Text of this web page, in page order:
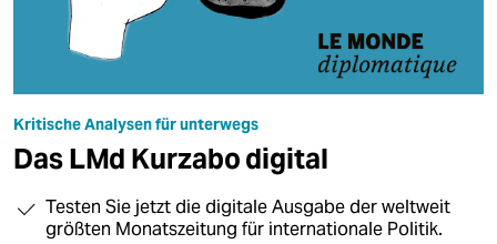
kultur
berlin
nord
wahrheit
Kritische Analysen für unterwegs
Das LMd Kurzabo digital
Testen Sie jetzt die digitale Ausgabe der weltweit
größten Monatszeitung für internationale Politik.